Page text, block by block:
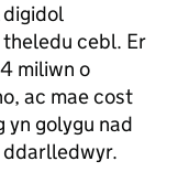
cebl. Er
miliwn o
ac mae cost
yn golygu nad
ddarlledwyr.